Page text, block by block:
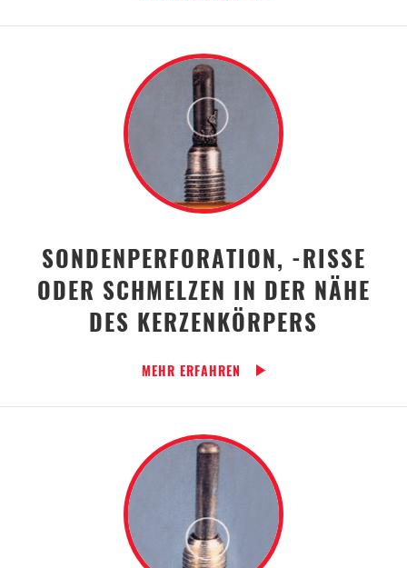
SONDENPERFORATION, -RISSE
ODER SCHMELZEN IN DER NÄHE
DES KERZENKÖRPERS
MEHR ERFAHREN